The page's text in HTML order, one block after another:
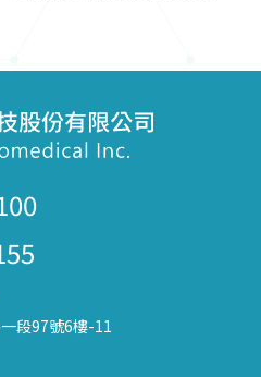
段97號6樓-11